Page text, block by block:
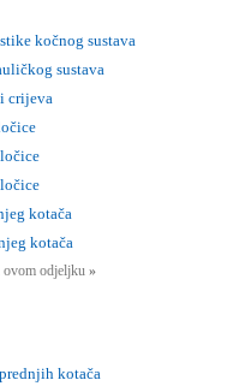
kočnog sustava
sustava
crijeva
kotača
kotača
ovom odjeljku »
kotača